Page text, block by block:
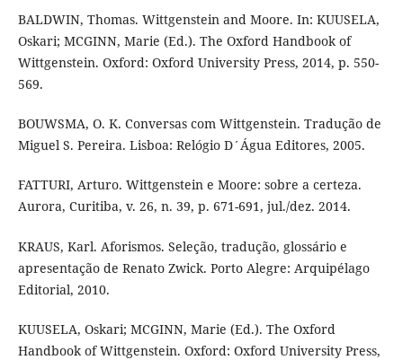
BALDWIN, Thomas. Wittgenstein and Moore. In: KUUSELA,
Oskari; MCGINN, Marie (Ed.). The Oxford Handbook of
Wittgenstein. Oxford: Oxford University Press, 2014, p. 550-
569.
BOUWSMA, O. K. Conversas com Wittgenstein. Tradução de
Miguel S. Pereira. Lisboa: Relógio D´Água Editores, 2005.
FATTURI, Arturo. Wittgenstein e Moore: sobre a certeza.
Aurora, Curitiba, v. 26, n. 39, p. 671-691, jul./dez. 2014.
KRAUS, Karl. Aforismos. Seleção, tradução, glossário e
apresentação de Renato Zwick. Porto Alegre: Arquipélago
Editorial, 2010.
KUUSELA, Oskari; MCGINN, Marie (Ed.). The Oxford
Handbook of Wittgenstein. Oxford: Oxford University Press,